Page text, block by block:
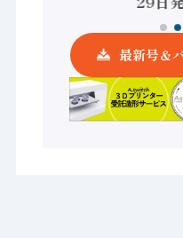
最新号＆